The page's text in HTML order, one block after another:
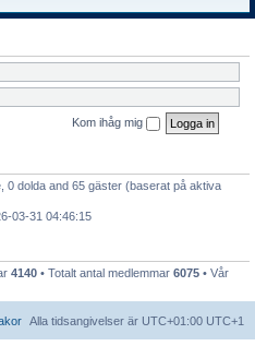
Kom ihåg mig
0 dolda and 65 gäster (baserat på aktiva
03-31 04:46:15
4140 • Totalt antal medlemmar 6075 • Vår
Alla tidsangivelser är UTC+01:00 UTC+1